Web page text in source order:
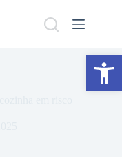
Abrir a barra de ferramentas